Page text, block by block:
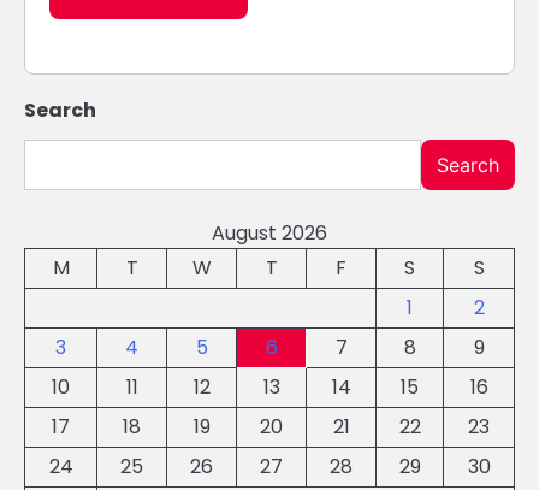
Search
Search
August 2026
M
T W T F S
S
1
2
3
4 5 6 7 8
9
10
11 12 13 14 15
16
17
18 19 20 21 22
23
24
25 26 27 28 29
30